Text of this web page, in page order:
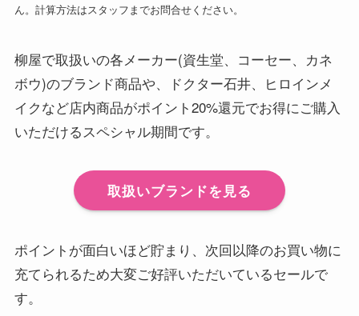
ん。計算方法はスタッフまでお問合せください。
柳屋で取扱いの各メーカー(資生堂、コーセー、カネ
ボウ)のブランド商品や、ドクター石井、ヒロインメ
イクなど店内商品がポイント20%還元でお得にご購入
いただけるスペシャル期間です。
取扱いブランドを見る
ポイントが面白いほど貯まり、次回以降のお買い物に
充てられるため大変ご好評いただいているセールで
す。